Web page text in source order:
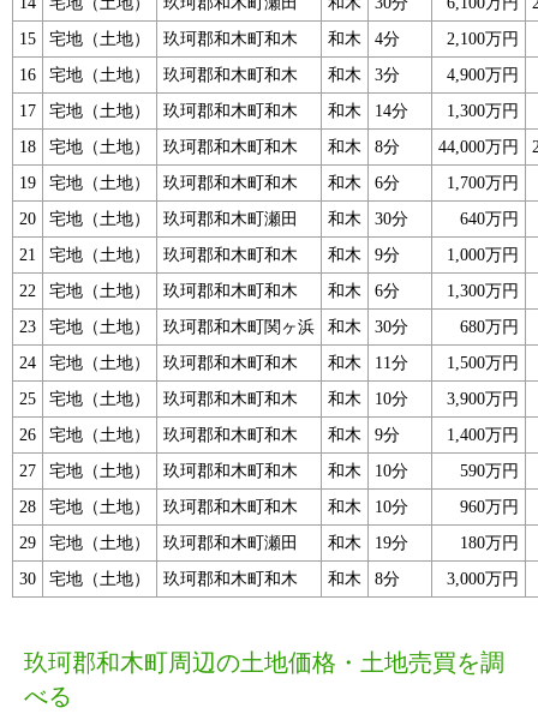
15
宅地（土地） 玖珂郡和木町和木 和木 4分
2,100万円
16
宅地（土地） 玖珂郡和木町和木 和木 3分
4,900万円
17
宅地（土地） 玖珂郡和木町和木 和木 14分
1,300万円
18
宅地（土地） 玖珂郡和木町和木 和木 8分 44,000万円
19
宅地（土地） 玖珂郡和木町和木 和木 6分
1,700万円
20
宅地（土地） 玖珂郡和木町瀬田 和木 30分
640万円
21
宅地（土地） 玖珂郡和木町和木 和木 9分
1,000万円
22
宅地（土地） 玖珂郡和木町和木 和木 6分
1,300万円
23
宅地（土地） 玖珂郡和木町関ヶ浜 和木 30分
680万円
24
宅地（土地） 玖珂郡和木町和木 和木 11分
1,500万円
25
宅地（土地） 玖珂郡和木町和木 和木 10分
3,900万円
26
宅地（土地） 玖珂郡和木町和木 和木 9分
1,400万円
27
宅地（土地） 玖珂郡和木町和木 和木 10分
590万円
28
宅地（土地） 玖珂郡和木町和木 和木 10分
960万円
29
宅地（土地） 玖珂郡和木町瀬田 和木 19分
180万円
30
宅地（土地） 玖珂郡和木町和木 和木 8分 3,000万円
玖珂郡和木町周辺の土地価格・土地売買を調
べる